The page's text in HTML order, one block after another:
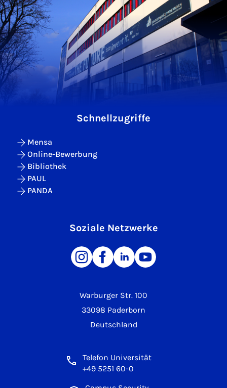
Warburger Str. 100
33098 Paderborn
Deutschland
Telefon Universität
+49 5251 60-0
Schnellzugriffe
Mensa
Online-Bewerbung
Bibliothek
PAUL
PANDA
Soziale Netzwerke